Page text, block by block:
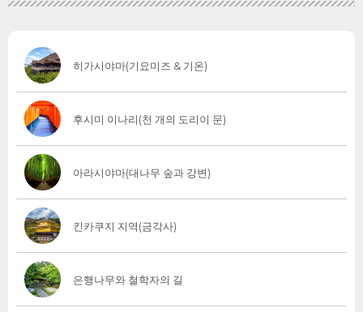
히가시야마(기요미즈 & 기온)
후시미 이나리(천 개의 도리이 문)
아라시야마(대나무 숲과 강변)
킨카쿠지 지역(금각사)
은행나무와 철학자의 길